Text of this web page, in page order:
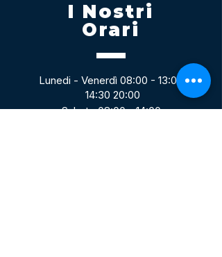
I Nostri
Orari
Lunedi - Venerdì 08:00 - 13:00
14:30 20:00
Sabato 08:00 - 14:00